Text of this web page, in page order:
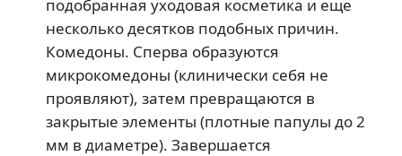
подобранная уходовая косметика и еще
несколько десятков подобных причин.
Комедоны. Сперва образуются
микрокомедоны (клинически себя не
проявляют), затем превращаются в
закрытые элементы (плотные папулы до 2
мм в диаметре). Завершается